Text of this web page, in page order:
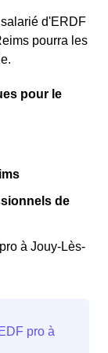
d'ERDF
pourra les
pour le
de
à Jouy-Lès-